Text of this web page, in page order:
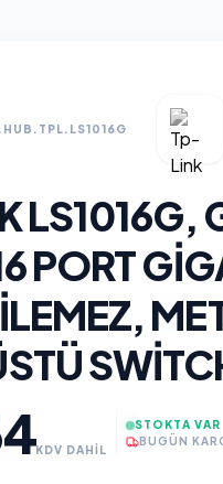
LS1016G,
PORT
KDV DAHİL
STOKTA VAR
BUGÜN